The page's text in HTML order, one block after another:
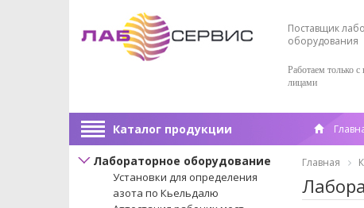
Поставщик
оборудования
Работаем только
лицами
Каталог продукции
Лабораторное оборудование
Установки для определения
азота по Кьельдалю
Главная